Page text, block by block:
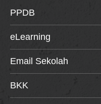
PPDB
eLearning
Email Sekolah
BKK